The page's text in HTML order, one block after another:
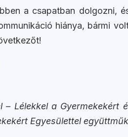
a csapatban dolgozni,
hiánya, bármi
Lélekkel a
Egyesülettel